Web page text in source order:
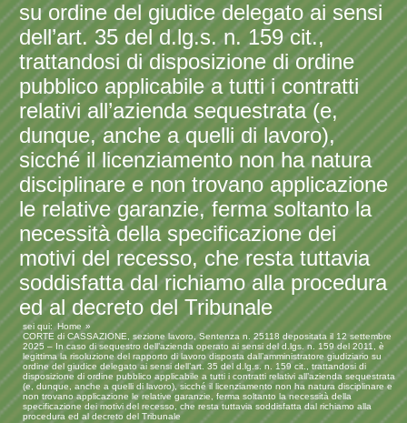
su ordine del giudice delegato ai sensi
dell’art. 35 del d.lg.s. n. 159 cit.,
trattandosi di disposizione di ordine
pubblico applicabile a tutti i contratti
relativi all’azienda sequestrata (e,
dunque, anche a quelli di lavoro),
sicché il licenziamento non ha natura
disciplinare e non trovano applicazione
le relative garanzie, ferma soltanto la
necessità della specificazione dei
motivi del recesso, che resta tuttavia
soddisfatta dal richiamo alla procedura
ed al decreto del Tribunale
sei qui:
Home
CORTE di CASSAZIONE, sezione lavoro, Sentenza n. 25118 depositata il 12 settembre
2025 – In caso di sequestro dell’azienda operato ai sensi del d.lgs. n. 159 del 2011, è
legittima la risoluzione del rapporto di lavoro disposta dall’amministratore giudiziario su
ordine del giudice delegato ai sensi dell’art. 35 del d.lg.s. n. 159 cit., trattandosi di
disposizione di ordine pubblico applicabile a tutti i contratti relativi all’azienda sequestrata
(e, dunque, anche a quelli di lavoro), sicché il licenziamento non ha natura disciplinare e
non trovano applicazione le relative garanzie, ferma soltanto la necessità della
specificazione dei motivi del recesso, che resta tuttavia soddisfatta dal richiamo alla
procedura ed al decreto del Tribunale